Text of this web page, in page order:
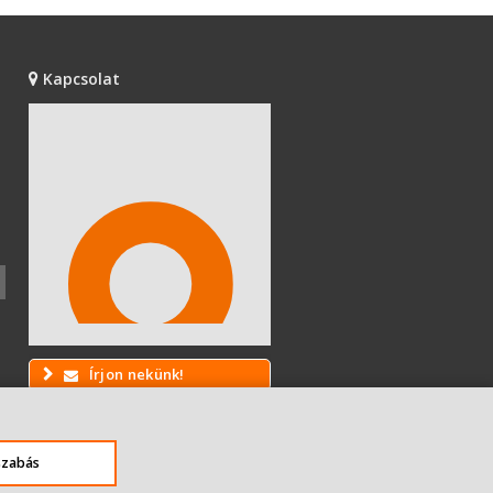
Kapcsolat
Írjon nekünk!